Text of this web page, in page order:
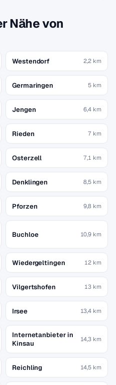
Nähe von
Westendorf 2,2 km
Germaringen 5 km
Jengen 6,4 km
Rieden 7 km
Osterzell 7,1 km
Denklingen 8,5 km
Pforzen 9,8 km
Buchloe 10,9 km
Wiedergeltingen 12 km
Vilgertshofen 13 km
Irsee 13,4 km
Internetanbieter in
Kinsau
14,3 km
Reichling 14,5 km